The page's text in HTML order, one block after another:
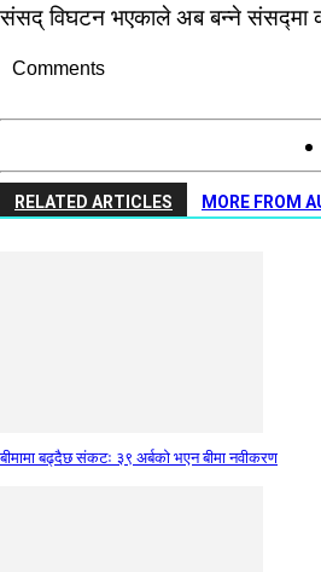
संसद् विघटन भएकाले अब बन्ने संसद्‍मा
Comments
RELATED ARTICLES MORE FROM
बीमामा बढ्दैछ संकटः ३९ अर्बको भएन बीमा नवीकरण